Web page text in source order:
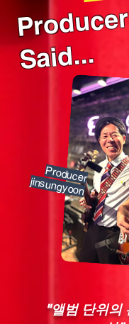
Producer
Said...
Producer
jinsungyoon
"앨범 단위의